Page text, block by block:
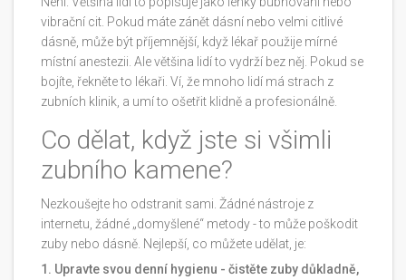
vibrační cit. Pokud máte zánět dásní nebo velmi citlivé
dásně, může být příjemnější, když lékař použije mírné
místní anestezii. Ale většina lidí to vydrží bez něj. Pokud se
bojíte, řekněte to lékaři. Ví, že mnoho lidí má strach z
zubních klinik, a umí to ošetřit klidně a profesionálně.
Co dělat, když jste si všimli
zubního kamene?
Nezkoušejte ho odstranit sami. Žádné nástroje z
internetu, žádné „domyšlené“ metody - to může poškodit
zuby nebo dásně. Nejlepší, co můžete udělat, je:
Upravte svou denní hygienu - čistěte zuby důkladně,